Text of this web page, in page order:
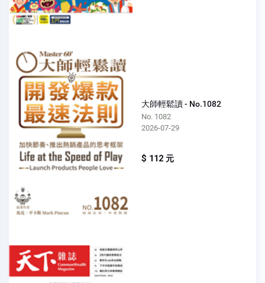
大師輕鬆讀 - No.1082
No. 1082
2026-07-29
$ 112 元